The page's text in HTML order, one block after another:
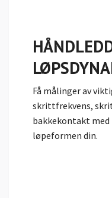
Få målinger av
skrittfrekvens,
bakkekontakt
løpeformen din.